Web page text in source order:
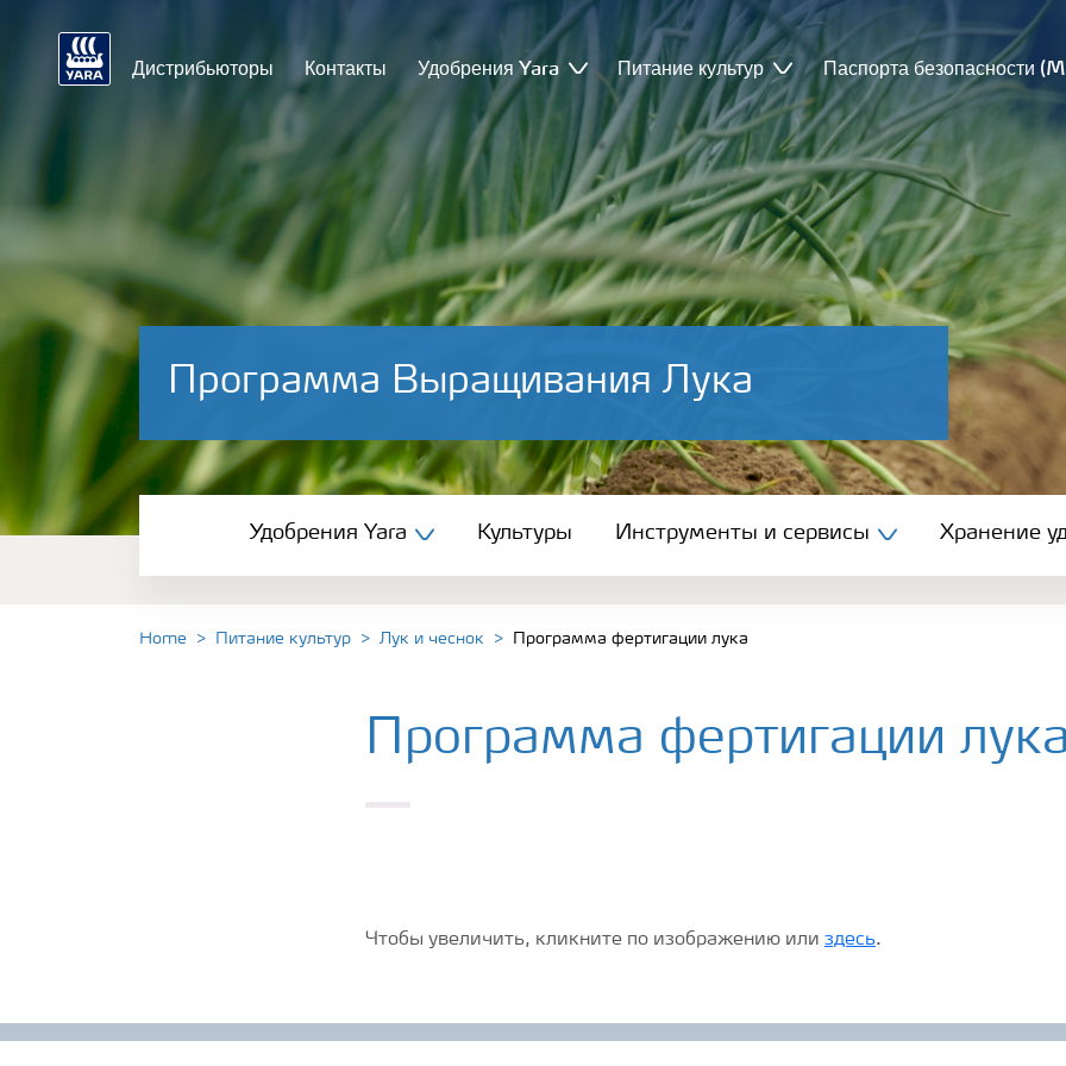
Дистрибьюторы Контакты Удобрения Yara Питание культур Паспорта безопасности
Программа Выращивания Лука
Удобрения Yara
Инструменты и сервисы
Удобрения Yara Культуры Инструменты и сервисы Хранение
Home Питание культур Лук и чеснок Программа фертигации лука
Программа фертигации лука
Чтобы увеличить, кликните по изображению или здесь.